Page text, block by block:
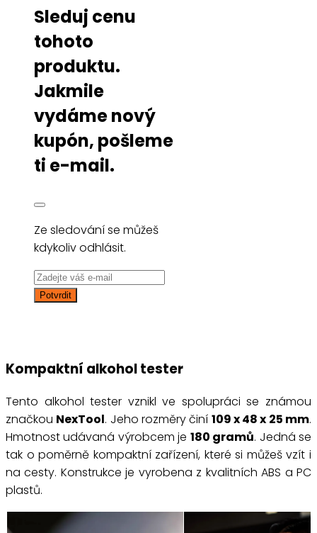
Sleduj cenu
tohoto
produktu.
Jakmile
vydáme nový
kupón, pošleme
ti e-mail.
Ze sledování se můžeš
kdykoliv odhlásit.
Kompaktní alkohol tester
Tento alkohol tester vznikl ve spolupráci se známou
značkou NexTool. Jeho rozměry činí 109 x 48 x 25 mm.
Hmotnost udávaná výrobcem je 180 gramů. Jedná se
tak o poměrně kompaktní zařízení, které si můžeš vzít i
na cesty. Konstrukce je vyrobena z kvalitních ABS a PC
plastů.